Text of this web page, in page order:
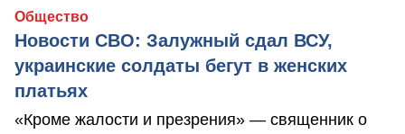
Общество
Новости СВО: Залужный сдал ВСУ,
украинские солдаты бегут в женских
платьях
«Кроме жалости и презрения» — священник о